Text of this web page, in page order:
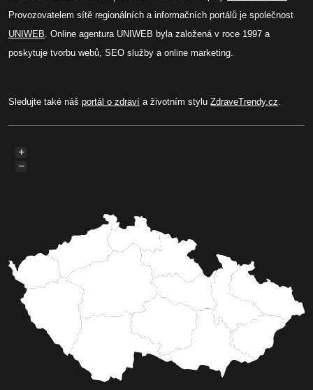
Provozovatelem sítě regionálních a informačních portálů je společnost
UNIWEB. Online agentura UNIWEB byla založená v roce 1997 a
poskytuje tvorbu webů, SEO služby a online marketing.
Sledujte také náš portál o zdraví a životním stylu ZdraveTrendy.cz.
+
−